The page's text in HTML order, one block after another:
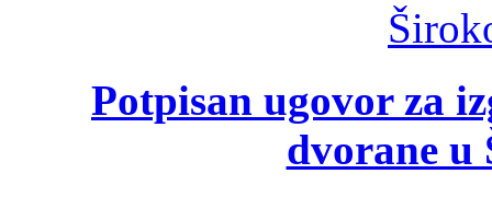
Potpisan ugovor za
dvorane u